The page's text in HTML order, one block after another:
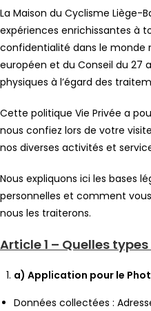
La Maison du Cyclisme
expériences enrichissantes à
confidentialité dans le monde
européen et du Conseil du 27
physiques à l’égard des
Cette politique Vie Privée a
nous confiez lors de votre
nos diverses activités et
Nous expliquons ici les bases
personnelles et comment
nous les traiterons.
Article 1 – Quelles
a) Application pour le
Données collectées :